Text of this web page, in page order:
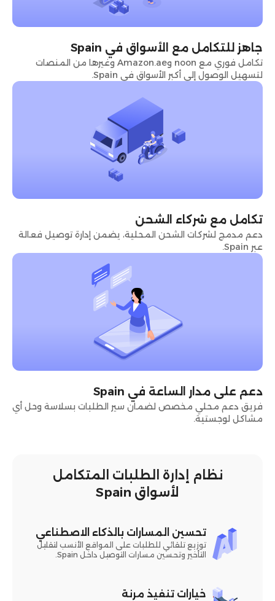
جاهز للتكامل مع الأسواق في Spain
تكامل فوري مع noon وAmazon.ae وغيرها من المنصات
لتسهيل الوصول إلى أكبر الأسواق في Spain.
تكامل مع شركاء الشحن
دعم مدمج لشركات الشحن المحلية، يضمن إدارة توصيل فعالة
عبر Spain.
دعم على مدار الساعة في Spain
فريق دعم محلي مخصص لضمان سير الطلبات بسلاسة وحل أي
مشاكل لوجستية.
نظام إدارة الطلبات المتكامل
لأسواق Spain
تحسين المسارات بالذكاء الاصطناعي
توزيع تلقائي للطلبات على المواقع الأنسب لتقليل
التأخير وتحسين مسارات التوصيل داخل Spain.
خيارات تنفيذ مرنة